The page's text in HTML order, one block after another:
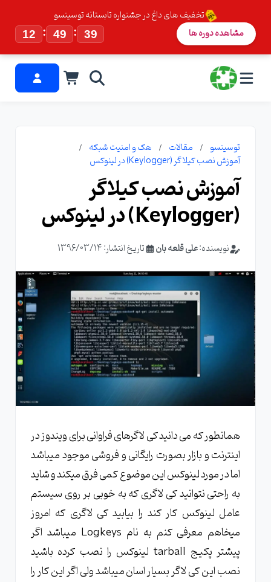
تخفیف های داغ در جشنواره تابستانه توسینسو
12
: 49 : 39 مشاهده دوره ها
توسینسو مقالات
هک و امنیت شبکه
آموزش نصب کیلاگر (Keylogger) در لینوکس
آموزش نصب کیلاگر
(Keylogger) در لینوکس
نویسنده:علی قلعه بان تاریخ انتشار: 1396/03/14
همانطور که می دانید کی لاگرهای فراوانی برای ویندوز در
اینترنت و بازار بصورت رایگانی و فروشی موجود میباشد
اما در مورد لینوکس این موضوع کمی فرق میکند و شاید
به راحتی نتوانید کی لاگری که به خوبی بر روی سیستم
عامل لینوکس کار کند را بیابید کی لاگری که امروز
میخاهم معرفی کنم به نام Logkeys میباشد اگر
پیشتر پکیج tarball لینوکس را نصب کرده باشید
نصب این کی لاگر بسیار اسان میباشد ولی اگر این کار را